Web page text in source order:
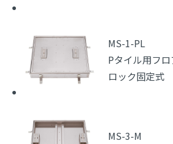
MS-1-PL
Pタイル用フ
ロック固定式
MS-3-M